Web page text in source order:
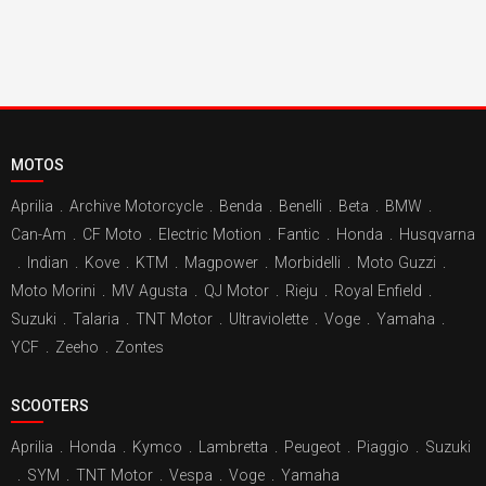
MOTOS
Aprilia . Archive Motorcycle . Benda . Benelli . Beta . BMW .
Can-Am . CF Moto . Electric Motion . Fantic . Honda . Husqvarna
.
Indian . Kove . KTM . Magpower . Morbidelli . Moto Guzzi .
Moto Morini . MV Agusta . QJ Motor . Rieju . Royal Enfield .
Suzuki . Talaria . TNT Motor . Ultraviolette . Voge . Yamaha .
YCF . Zeeho . Zontes
SCOOTERS
Aprilia . Honda . Kymco . Lambretta . Peugeot . Piaggio . Suzuki
. SYM . TNT Motor . Vespa . Voge . Yamaha